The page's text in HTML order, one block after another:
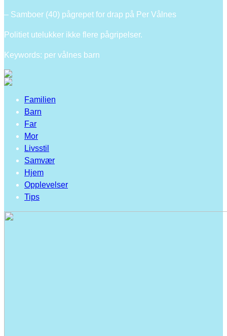
– Samboer (40) pågrepet for drap på Per Vålnes
Politiet utelukker ikke flere pågripelser.
Keywords: per vålnes barn
Familien
Barn
Far
Mor
Livsstil
Samvær
Hjem
Opplevelser
Tips